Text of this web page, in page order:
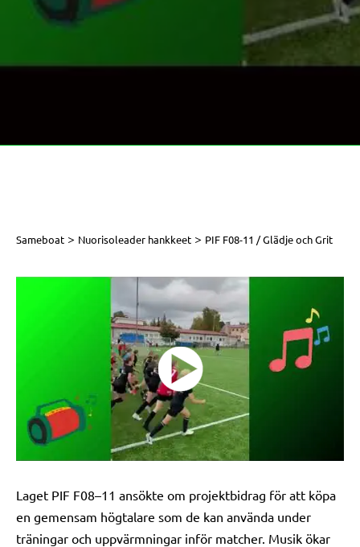
Sameboat > Nuorisoleader hankkeet > PIF F08-11 / Glädje och Grit
Laget PIF F08–11 ansökte om projektbidrag för att köpa
en gemensam högtalare som de kan använda under
träningar och uppvärmningar inför matcher. Musik ökar